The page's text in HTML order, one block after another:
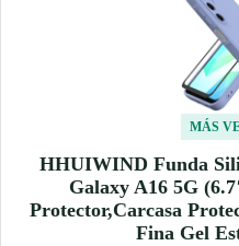
MÁS
HHUIWIND Funda
Galaxy A16 5G
Protector,Carcasa
Fina Gel